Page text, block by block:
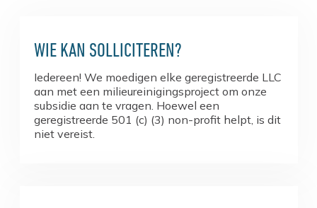
WIE KAN SOLLICITEREN?
Iedereen! We moedigen elke geregistreerde LLC
aan met een milieureinigingsproject om onze
subsidie ​​aan te vragen. Hoewel een
geregistreerde 501 (c) (3) non-profit helpt, is dit
niet vereist.